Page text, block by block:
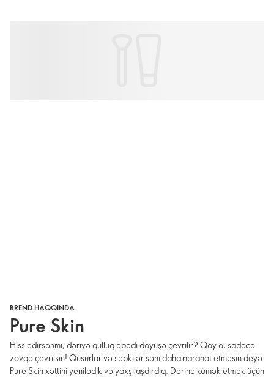
BREND HAQQINDA
Pure Skin
Hiss edirsənmi, dəriyə qulluq əbədi döyüşə çevrilir? Qoy o, sadəcə
zövqə çevrilsin! Qüsurlar və səpkilər səni daha narahat etməsin deyə
Pure Skin xəttini yenilədik və yaxşılaşdırdıq. Dərinə kömək etmək üçün